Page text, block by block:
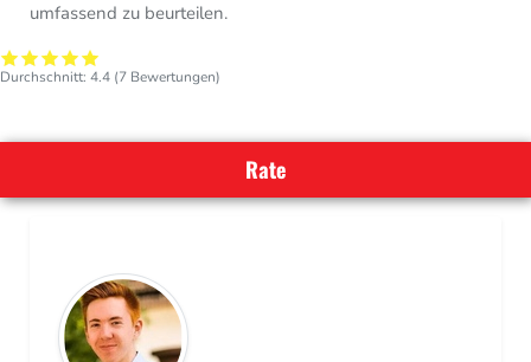
umfassend zu beurteilen.
Durchschnitt: 4.4 (7 Bewertungen)